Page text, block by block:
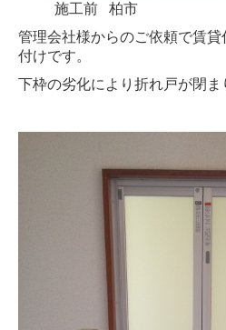
施工前 柏市
管理会社様からのご依頼で賃貸
付けです。
下枠の劣化により折れ戸が閉ま